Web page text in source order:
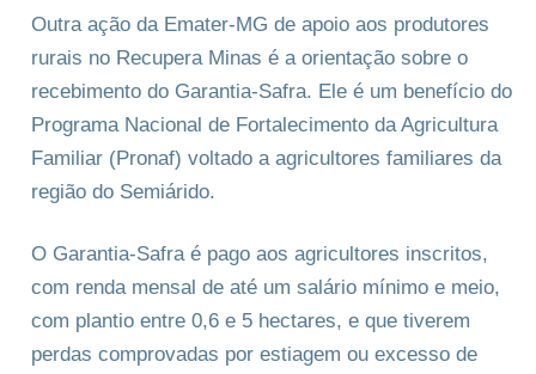
Outra ação da Emater-MG de apoio aos produtores
rurais no Recupera Minas é a orientação sobre o
recebimento do Garantia-Safra. Ele é um benefício do
Programa Nacional de Fortalecimento da Agricultura
Familiar (Pronaf) voltado a agricultores familiares da
região do Semiárido.
O Garantia-Safra é pago aos agricultores inscritos,
com renda mensal de até um salário mínimo e meio,
com plantio entre 0,6 e 5 hectares, e que tiverem
perdas comprovadas por estiagem ou excesso de